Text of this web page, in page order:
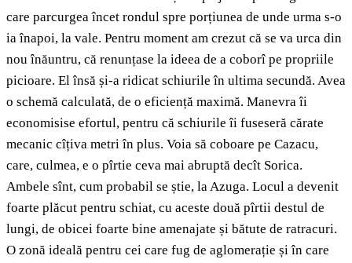
care parcurgea încet rondul spre porțiunea de unde urma s-o
ia înapoi, la vale. Pentru moment am crezut că se va urca din
nou înăuntru, că renunțase la ideea de a coborî pe propriile
picioare. El însă și-a ridicat schiurile în ultima secundă. Avea
o schemă calculată, de o eficiență maximă. Manevra îi
economisise efortul, pentru că schiurile îi fuseseră cărate
mecanic cîțiva metri în plus. Voia să coboare pe Cazacu,
care, culmea, e o pîrtie ceva mai abruptă decît Sorica.
Ambele sînt, cum probabil se știe, la Azuga. Locul a devenit
foarte plăcut pentru schiat, cu aceste două pîrtii destul de
lungi, de obicei foarte bine amenajate și bătute de ratracuri.
O zonă ideală pentru cei care fug de aglomerație și în care